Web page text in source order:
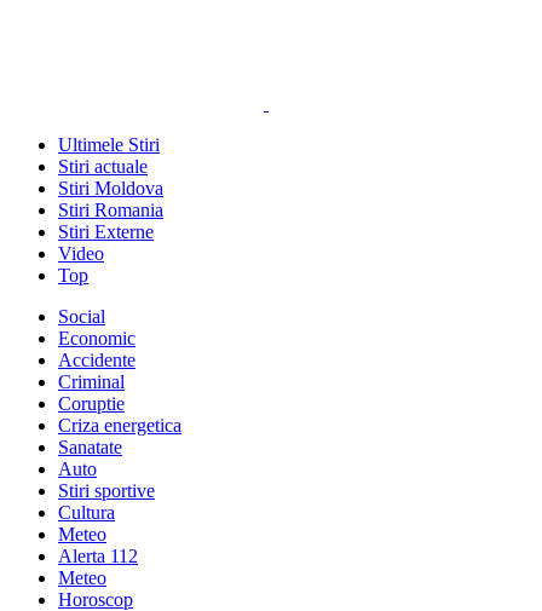
Ultimele Stiri
Stiri actuale
Stiri Moldova
Stiri Romania
Stiri Externe
Video
Top
Social
Economic
Accidente
Criminal
Coruptie
Criza energetica
Sanatate
Auto
Stiri sportive
Cultura
Meteo
Alerta 112
Meteo
Horoscop